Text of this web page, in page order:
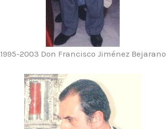
1995-2003 Don Francisco Jiménez Bejarano